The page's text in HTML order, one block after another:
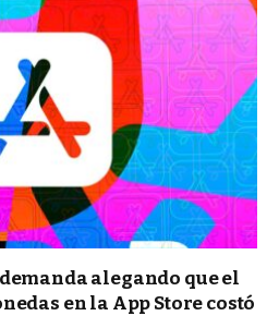
alegando que el
en la App Store costó